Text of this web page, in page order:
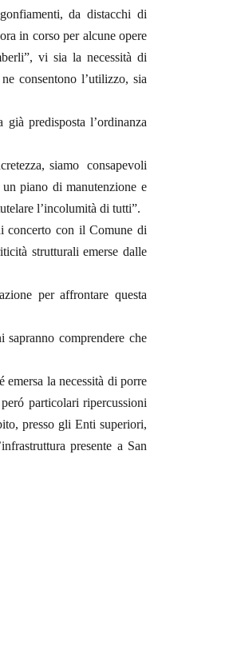
da distacchi di
in corso per alcune opere
vi sia la necessità di
consentono l’utilizzo, sia
predisposta l’ordinanza
siamo consapevoli
piano di manutenzione e
l’incolumità di tutti”.
concerto con il Comune di
strutturali emerse dalle
per affrontare questa
comprendere che
la necessità di porre
particolari ripercussioni
presso gli Enti superiori,
presente a San